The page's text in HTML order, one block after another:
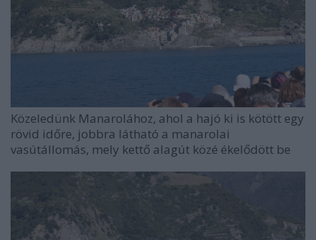
Közeledünk Manarolához, ahol a hajó ki is kötött egy
rövid időre, jobbra látható a manarolai
vasútállomás, mely kettő alagút közé ékelődött be